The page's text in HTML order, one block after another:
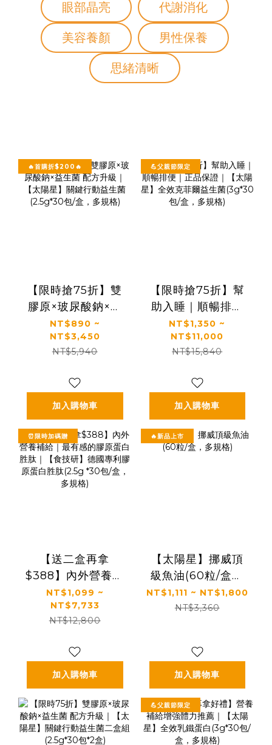
🔥首購折$200🔥
【限時搶75折】雙
膠原×玻尿酸鈉×益
生菌 配方升級｜
【太陽星】關鍵行
動益生菌(2.5g*30
NT$890 ~
NT$3,450
NT$5,940
加入購物車
💪父親節限定
【限時搶75折】幫
助入睡｜順暢排便
｜正品保證｜【太
陽星】全效克菲爾
益生菌(3g*30包/
NT$1,350 ~
NT$11,000
NT$15,840
加入購物車
⏰限時加碼贈
【送二盒再拿
$388】內外營養補
給｜最有感的膠原
蛋白胜肽｜【食技
研】德國專利膠原
包/盒，多規格)
NT$1,099 ~
NT$7,733
NT$12,800
加入購物車
🔥新品上市
【太陽星】挪威頂
級魚油(60粒/盒，
多規格)
NT$1,111 ~ NT$1,800
NT$3,360
加入購物車
💪父親節限定